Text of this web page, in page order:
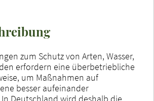
zum Schutz von Arten, Wasser,
erfordern eine überbetriebliche
um Maßnahmen auf
besser aufeinander
Deutschland wird deshalb die